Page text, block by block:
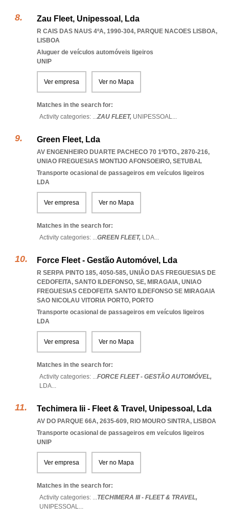
Zau Fleet, Unipessoal, Lda
R CAIS DAS NAUS 4ºA, 1990-304, PARQUE NACOES LISBOA,
LISBOA
Aluguer de veículos automóveis ligeiros
UNIP
Ver empresa Ver no Mapa
Matches in the search for:
Activity categories: ...ZAU FLEET, UNIPESSOAL...
Green Fleet, Lda
AV ENGENHEIRO DUARTE PACHECO 70 1ºDTO., 2870-216,
UNIAO FREGUESIAS MONTIJO AFONSOEIRO, SETUBAL
Transporte ocasional de passageiros em veículos ligeiros
LDA
Ver empresa Ver no Mapa
Matches in the search for:
Activity categories: ...GREEN FLEET, LDA...
Force Fleet - Gestão Automóvel, Lda
R SERPA PINTO 185, 4050-585, UNIÃO DAS FREGUESIAS DE
CEDOFEITA, SANTO ILDEFONSO, SE, MIRAGAIA, UNIAO
FREGUESIAS CEDOFEITA SANTO ILDEFONSO SE MIRAGAIA
SAO NICOLAU VITORIA PORTO, PORTO
Transporte ocasional de passageiros em veículos ligeiros
LDA
Ver empresa Ver no Mapa
Matches in the search for:
Activity categories: ...FORCE FLEET - GESTÃO AUTOMÓVEL,
LDA...
Techimera Iii - Fleet & Travel, Unipessoal, Lda
AV DO PARQUE 66A, 2635-609, RIO MOURO SINTRA, LISBOA
Transporte ocasional de passageiros em veículos ligeiros
UNIP
Ver empresa Ver no Mapa
Matches in the search for:
Activity categories: ...TECHIMERA III - FLEET & TRAVEL,
UNIPESSOAL...